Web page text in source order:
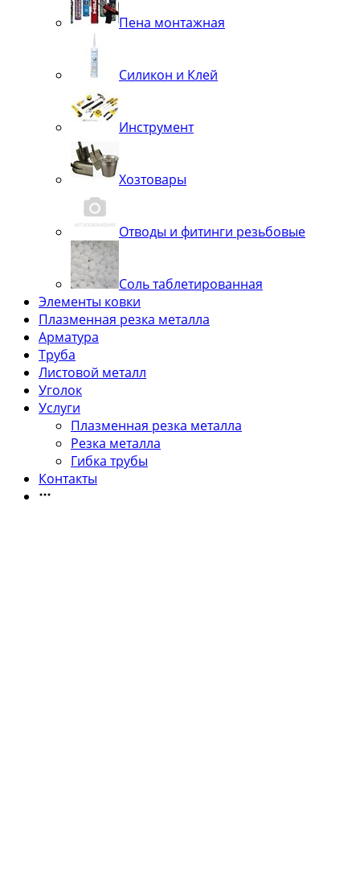
Пена монтажная
Силикон и Клей
Инструмент
Хозтовары
Отводы и фитинги резьбовые
Соль таблетированная
Элементы ковки
Плазменная резка металла
Арматура
Труба
Листовой металл
Уголок
Услуги
Плазменная резка металла
Резка металла
Гибка трубы
Контакты